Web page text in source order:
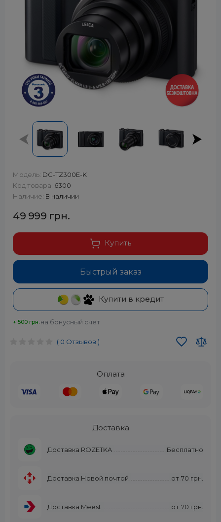
( 0 Отзывов )
Оплата
Доставка
Доставка ROZETKA Бесплатно
Доставка Новой почтой от 70 грн.
Доставка Meest от 70 грн.
Модель: DC-TZ300E-K
Код товара: 6300
Наличие: В наличии
49 999 грн.
Быстрый заказ
Купить
Купити в кредит
+ 500 грн. на бонусный счет